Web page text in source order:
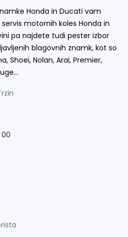
Honda in Ducati vam
motornih koles Honda in
pa najdete tudi pester izbor
blagovnih znamk, kot so
Shoei, Nolan, Arai, Premier,
00